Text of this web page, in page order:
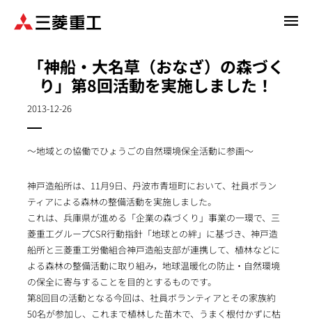
「神船・大名草（おなざ）の森づく
り」第8回活動を実施しました！
2013-12-26
～地域との協働でひょうごの自然環境保全活動に参画～
神戸造船所は、11月9日、丹波市青垣町において、社員ボラン
ティアによる森林の整備活動を実施しました。
これは、兵庫県が進める「企業の森づくり」事業の一環で、三
菱重工グループCSR行動指針「地球との絆」に基づき、神戸造
船所と三菱重工労働組合神戸造船支部が連携して、植林などに
よる森林の整備活動に取り組み，地球温暖化の防止・自然環境
の保全に寄与することを目的とするものです。
第8回目の活動となる今回は、社員ボランティアとその家族約
50名が参加し、これまで植林した苗木で、うまく根付かずに枯